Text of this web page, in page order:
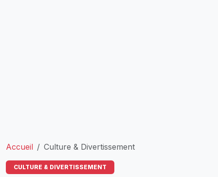
Accueil Culture & Divertissement
CULTURE & DIVERTISSEMENT